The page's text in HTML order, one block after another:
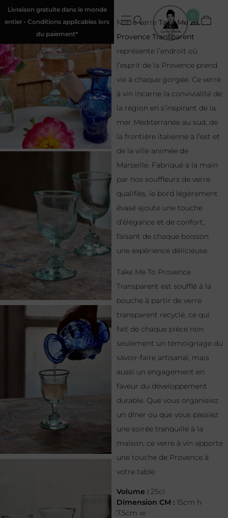
Livraison gratuite dans le monde
entier • Conditions applicables lors
du paiement*
0
Notre verreTake Me To
Provence Transparent
représente l’endroit où
l’esprit de la Provence prend
vie à chaque gorgée. Ce verre
à vin incarne la convivialité de
la région en s’inspirant de la
mer Méditerranée au sud, de
la frontière italienne à l’est et
de la ville animée de
Marseille. Fabriqué à la main
par nos souffleurs de verre
qualifiés, le bord légèrement
évasé ajoute une touche
d’élégance et de confort,
faisant de chaque boisson
une expérience délicieuse.
Take Me To Provence
Transparent est soufflé à la
bouche à partir de verre
transparent recyclé, ce qui
fait de chaque pièce non
seulement un témoignage du
savoir-faire artisanal, mais
aussi un engagement en
faveur du développement
durable. Que vous organisiez
un dîner ou que vous passiez
une soirée tranquille à la
maison, ce verre à vin apporte
une touche de Provence à
votre table.
Volume : 25cl
Dimension CM : 15cm h
7.5cm w